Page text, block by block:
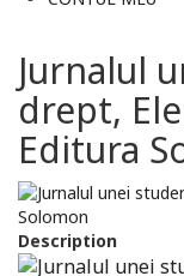
Jurnalul
drept,
Editura
Description